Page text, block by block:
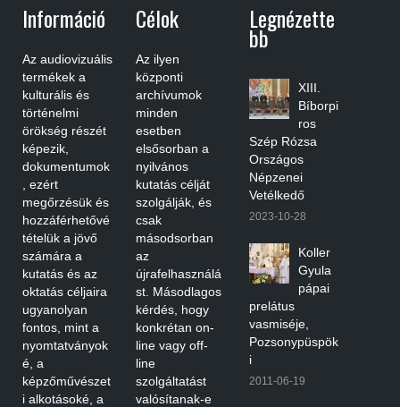
Információ
Az audiovizuális
termékek a
kulturális és
történelmi
örökség részét
képezik,
dokumentumok
, ezért
megőrzésük és
hozzáférhetővé
tételük a jövő
számára a
kutatás és az
oktatás céljaira
ugyanolyan
fontos, mint a
nyomtatványok
é, a
képzőművészet
i alkotásoké, a
Célok
Az ilyen
központi
archívumok
minden
esetben
elsősorban a
nyilvános
kutatás célját
szolgálják, és
csak
másodsorban
az
újrafelhasználá
st. Másodlagos
kérdés, hogy
konkrétan on-
line vagy off-
line
szolgáltatást
valósítanak-e
Legnézette
Bb
XIII.
Bíborpi
ros
Szép Rózsa
Országos
Népzenei
Vetélkedő
2023-10-28
Koller
Gyula
pápai
prelátus
vasmiséje,
Pozsonypüspök
i
2011-06-19